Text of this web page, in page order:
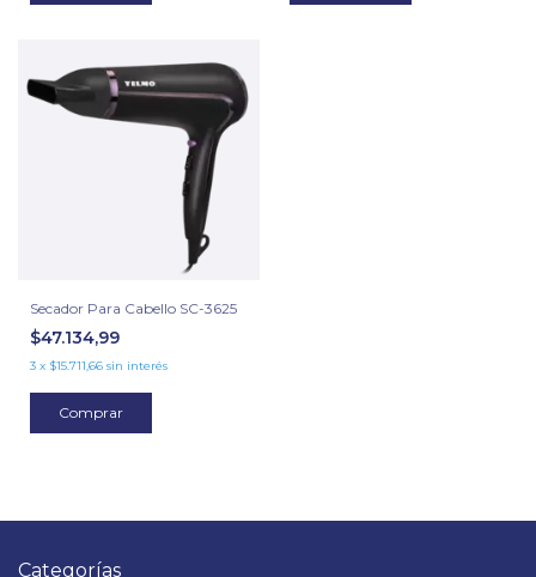
Secador Para Cabello SC-3625
$47.134,99
3 x $15.711,66 sin interés
Comprar
Categorías